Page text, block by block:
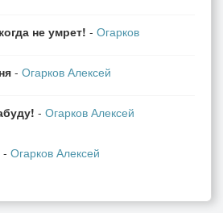
не умрет! - Огарков
- Огарков Алексей
- Огарков Алексей
- Огарков Алексей